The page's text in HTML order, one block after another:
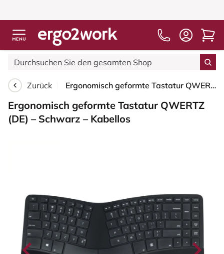
Zurück Ergonomisch geformte Tastatur QWERTZ (DE) – Schwarz – Kabellos
Ergonomisch geformte Tastatur QWERTZ
(DE) – Schwarz – Kabellos